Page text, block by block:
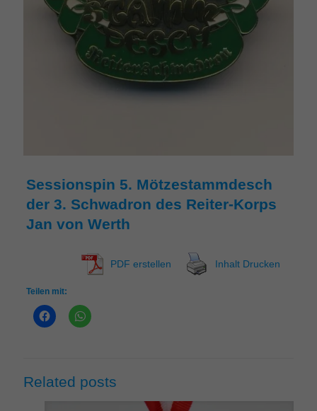
Sessionspin 5. Mötzestammdesch
der 3. Schwadron des Reiter-Korps
Jan von Werth
PDF erstellen Inhalt Drucken
Teilen mit:
Related posts